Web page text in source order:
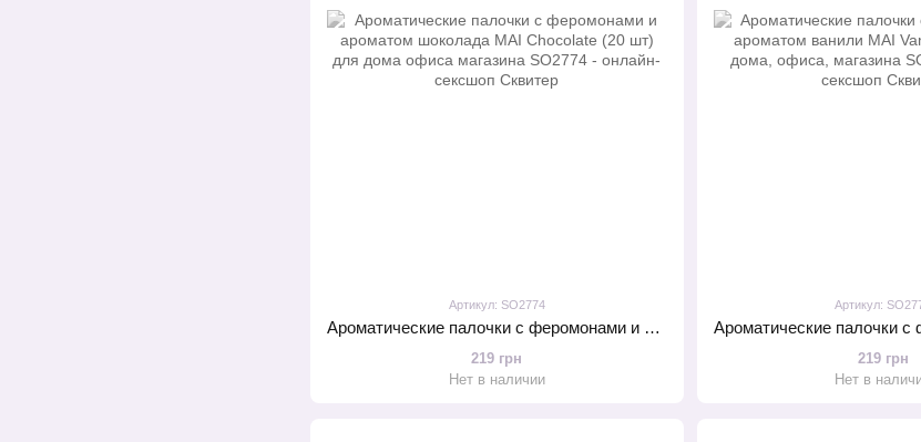
Артикул: SO2774
Ароматические палочки с феромонами и ароматом шоколада MAI Chocolate (20 шт) для дома офиса магазина
219 грн
Нет в наличии
Артикул:
219 грн
Нет в